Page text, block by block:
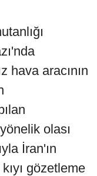
hava aracının
olası
İran'ın
gözetleme